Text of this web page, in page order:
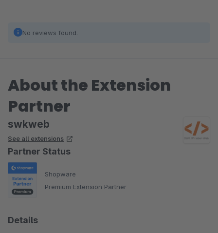
No reviews found.
About the Extension
Partner
swkweb
See all extensions
Partner Status
Shopware
Premium Extension Partner
Details